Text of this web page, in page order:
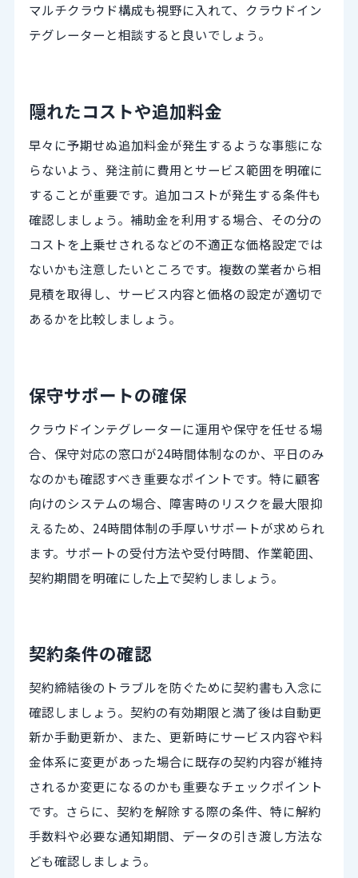
マルチクラウド構成も視野に入れて、クラウドイン
テグレーターと相談すると良いでしょう。
隠れたコストや追加料金
早々に予期せぬ追加料金が発生するような事態にな
らないよう、発注前に費用とサービス範囲を明確に
することが重要です。追加コストが発生する条件も
確認しましょう。補助金を利用する場合、その分の
コストを上乗せされるなどの不適正な価格設定では
ないかも注意したいところです。複数の業者から相
見積を取得し、サービス内容と価格の設定が適切で
あるかを比較しましょう。
保守サポートの確保
クラウドインテグレーターに運用や保守を任せる場
合、保守対応の窓口が24時間体制なのか、平日のみ
なのかも確認すべき重要なポイントです。特に顧客
向けのシステムの場合、障害時のリスクを最大限抑
えるため、24時間体制の手厚いサポートが求められ
ます。サポートの受付方法や受付時間、作業範囲、
契約期間を明確にした上で契約しましょう。
契約条件の確認
契約締結後のトラブルを防ぐために契約書も入念に
確認しましょう。契約の有効期限と満了後は自動更
新か手動更新か、また、更新時にサービス内容や料
金体系に変更があった場合に既存の契約内容が維持
されるか変更になるのかも重要なチェックポイント
です。さらに、契約を解除する際の条件、特に解約
手数料や必要な通知期間、データの引き渡し方法な
ども確認しましょう。